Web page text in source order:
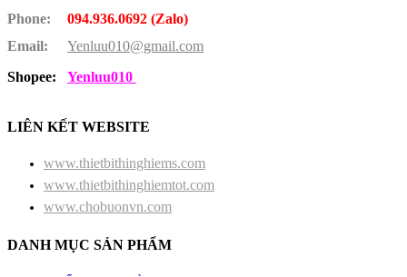
Phone:
094.936.0692 (Zalo)
Email:
Yenluu010@gmail.com
Shopee:
Yenluu010
LIÊN KẾT WEBSITE
www.thietbithinghiems.com
www.thietbithinghiemtot.com
www.chobuonvn.com
DANH MỤC SẢN PHẨM